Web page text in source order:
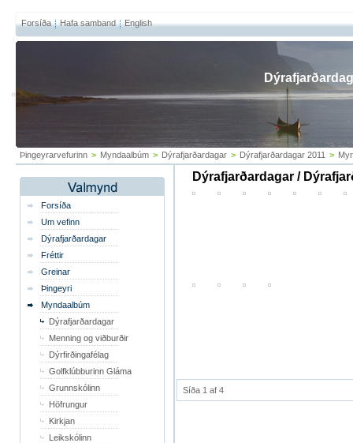
Forsíða Hafa samband English
Þingeyrarvefurinn > Myndaalbúm > Dýrafjarðardagar > Dýrafjarðardagar 2011 >
Forsíða
Um vefinn
Dýrafjarðardagar
Fréttir
Greinar
Þingeyri
Myndaalbúm
Dýrafjarðardagar
Menning og viðburðir
Dýrfirðingafélag
Golfklúbburinn Gláma
Grunnskólinn
Höfrungur
Kirkjan
Leikskólinn
Dýrafjarðardagar /
Síða 1 af 4